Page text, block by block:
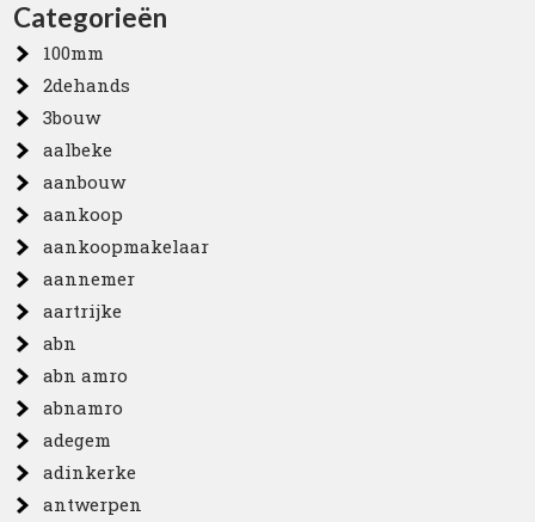
Categorieën
100mm
2dehands
3bouw
aalbeke
aanbouw
aankoop
aankoopmakelaar
aannemer
aartrijke
abn
abn amro
abnamro
adegem
adinkerke
antwerpen